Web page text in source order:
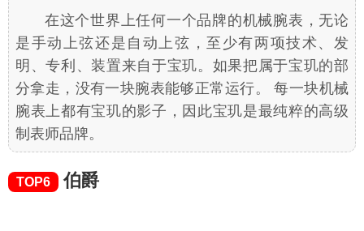
在这个世界上任何一个品牌的机械腕表，无论
是手动上弦还是自动上弦，至少有两项技术、发
明、专利、装置来自于宝玑。如果把属于宝玑的部
分拿走，没有一块腕表能够正常运行。 每一块机械
腕表上都有宝玑的影子，因此宝玑是最纯粹的高级
制表师品牌。
TOP6 伯爵